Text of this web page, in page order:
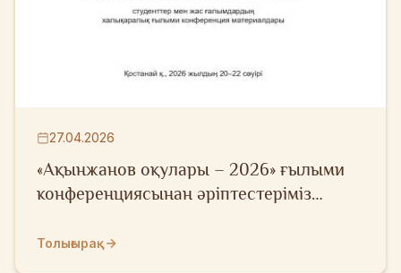
27.04.2026
«Ақынжанов оқулары – 2026» ғылыми
конференциясынан әріптестеріміз
Толығырақ